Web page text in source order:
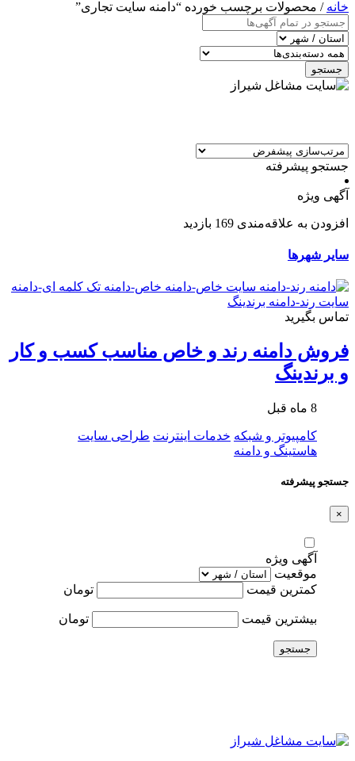
خانه / محصولات برچسب خورده “دامنه سایت تجاری”
جستجو
جستجو پیشرفته
آگهی ویژه
افزودن به علاقه‌مندی 169 بازدید
سایر شهرها
تماس بگیرید
فروش دامنه رند و خاص مناسب کسب و کار
و برندینگ
8 ماه قبل
کامپیوتر و شبکه خدمات اینترنت طراحی سایت
هاستینگ و دامنه
جستجو پیشرفته
×
آگهی ویژه
موقعیت
کمترین قیمت
تومان
بیشترین قیمت تومان
جستجو